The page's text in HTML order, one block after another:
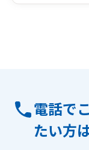
電話で
たい方